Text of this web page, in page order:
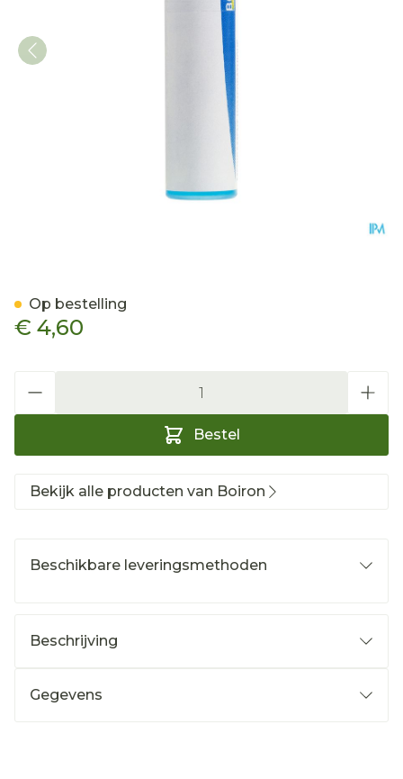
€ 4,60
Bestel
Op bestelling
Bekijk alle producten van Boiron
Beschikbare leveringsmethoden
Beschrijving
Gegevens